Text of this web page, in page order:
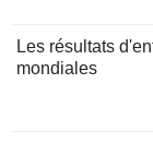
Les résultats
mondiales